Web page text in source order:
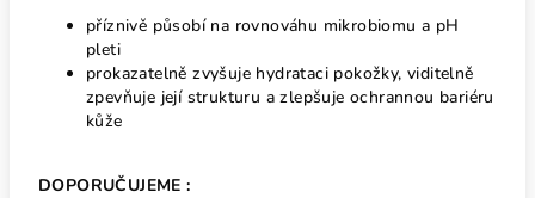
příznivě působí na rovnováhu mikrobiomu a pH
pleti
prokazatelně zvyšuje hydrataci pokožky, viditelně
zpevňuje její strukturu a zlepšuje ochrannou bariéru
kůže
DOPORUČUJEME :